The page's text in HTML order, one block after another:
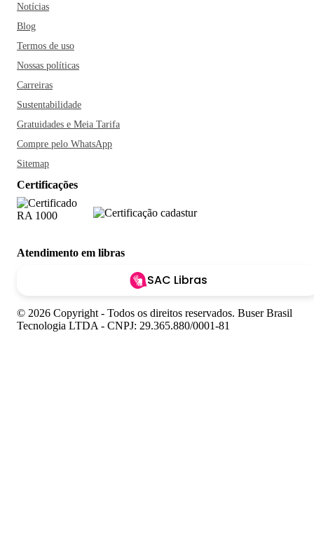
Notícias
Blog
Termos de uso
Nossas políticas
Carreiras
Sustentabilidade
Gratuidades e Meia Tarifa
Compre pelo WhatsApp
Sitemap
Certificações
Atendimento em libras
SAC Libras
© 2026 Copyright - Todos os direitos reservados. Buser Brasil
Tecnologia LTDA - CNPJ: 29.365.880/0001-81